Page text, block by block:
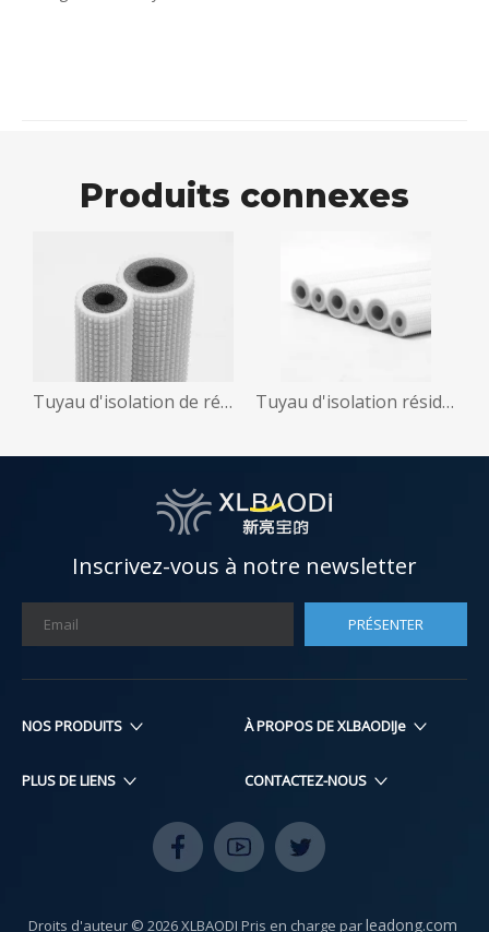
Produits connexes
Tuyau d'isolation de réfrigérant 1-1/8 12 mm Tuyau d'isolation résidentiel 7/8 12 mm
Inscrivez-vous à notre newsletter
PRÉSENTER
NOS PRODUITS​​​​​​​ À PROPOS DE XLBAODIJe
PLUS DE LIENS CONTACTEZ-NOUS
Droits d'auteur © 2026XLBAODI Pris en charge parleadong.com